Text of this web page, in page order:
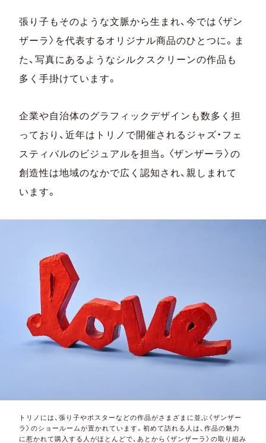
張り子もそのような文脈から生まれ、今では〈ザン
ザーラ〉を代表するオリジナル商品のひとつに。ま
た、写真にあるようなシルクスクリーンの作品も
多く手掛けています。
企業や自治体のグラフィックデザインも数多く担
っており、近年はトリノで開催されるジャズ・フェ
スティバルのビジュアルを担当。〈ザンザーラ〉の
創造性は地域のなかで広く認知され、親しまれて
います。
トリノには、張り子やポスターなどの作品がさまざまに並ぶ〈ザンザー
ラ〉のショールームが置かれています。初めて訪れる人は、作品の魅力
に惹かれて購入する人がほとんどで、あとから〈ザンザーラ〉の取り組み